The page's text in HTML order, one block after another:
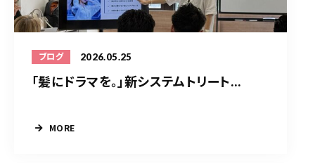
ブログ 2026.05.25
「髪にドラマを。」新システムトリート...
MORE